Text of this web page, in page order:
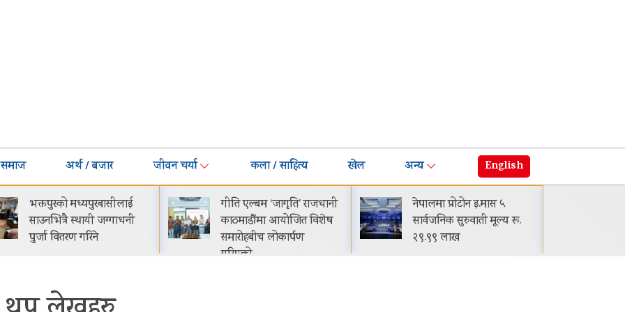
समाज अर्थ / बजार जीवन चर्या कला / साहित्य खेल अन्य English
गीति एल्बम ‘जागृति’ राजधानी
काठमाडौंमा आयोजित विशेष
समारोहबीच लोकार्पण
नेपालमा प्रोटोन इ.मास ५
सार्वजनिक सुरुवाती मूल्य रू.
२९.९९ लाख
घट्यो बजाजको ईएमआई: अब
मासिक किस्ता-मूल्य झनै कम